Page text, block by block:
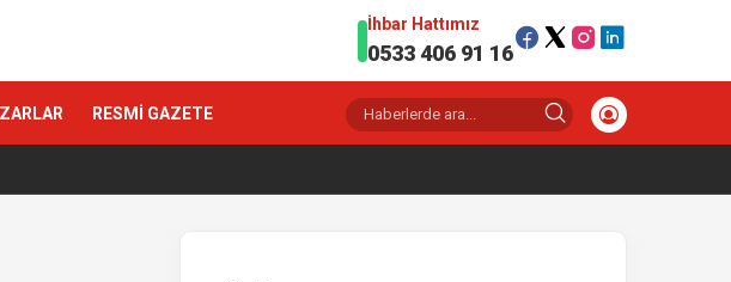
İhbar Hattımız
0533 406 91 16
RESMİ GAZETE